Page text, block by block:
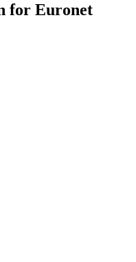
for Euronet